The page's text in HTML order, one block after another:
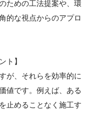
ための工法提案や、環
的な視点からのアプロ
ト】
が、それらを効率的に
値です。例えば、ある
止めることなく施工す